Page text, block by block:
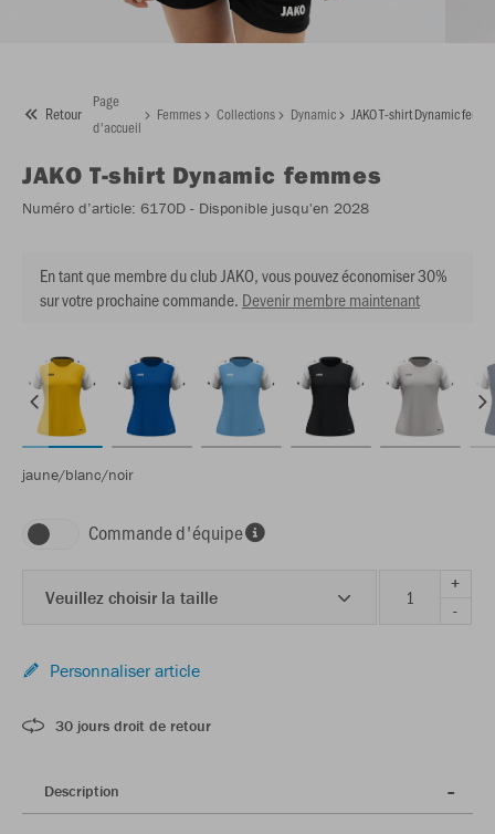
Retour
Page
d'accueil
Femmes Collections Dynamic JAKO T-shirt Dynamic
JAKO T-shirt Dynamic femmes
Numéro d’article: 6170D - Disponible jusqu'en 2028
En tant que membre du club JAKO, vous pouvez économiser 30%
sur votre prochaine commande. Devenir membre maintenant
jaune/blanc/noir
Commande d'équipe
Veuillez choisir la taille
+
-
Personnaliser article
30 jours droit de retour
Description